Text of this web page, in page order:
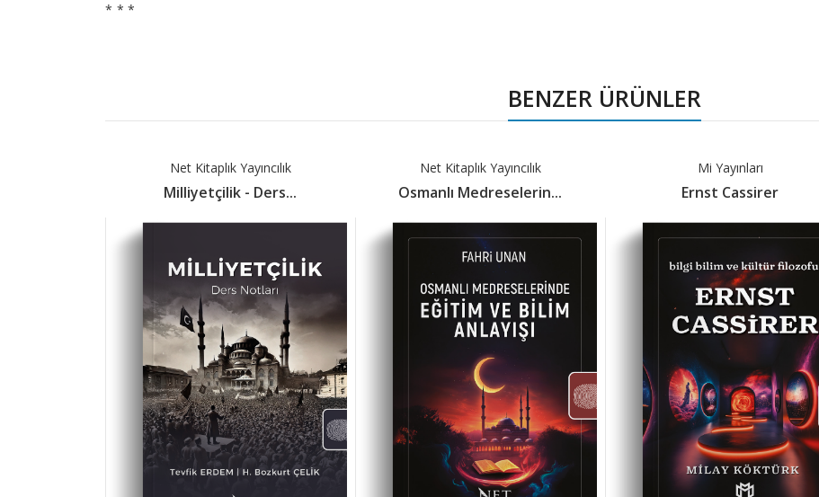
* * *
BENZER ÜRÜNLER
Net Kitaplık Yayıncılık
Milliyetçilik - Ders...
Net Kitaplık Yayıncılık
Osmanlı Medreselerin...
Mi Yayınları
Ernst Cassirer